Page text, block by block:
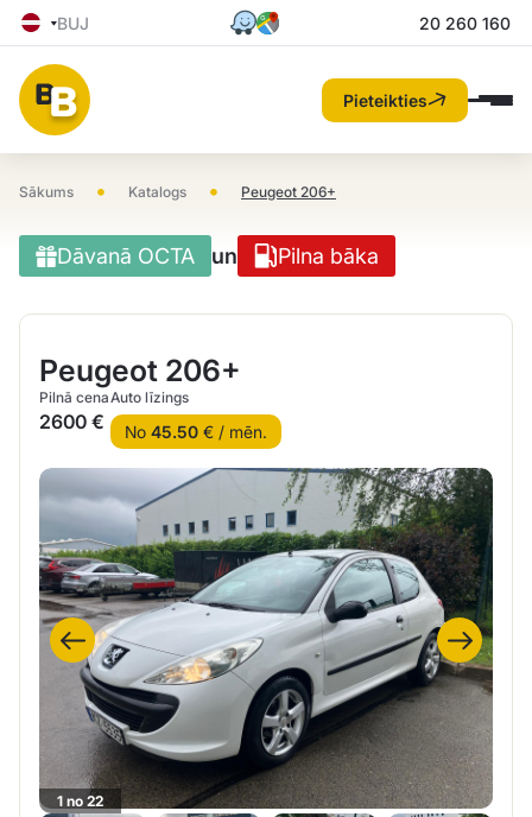
BUJ 20 260 160
Pieteikties
Sākums • Katalogs • Peugeot 206+
Dāvanā OCTA un Pilna bāka
Peugeot 206+
Pilnā cena
2600 €
Auto līzings
No 45.50€ / mēn.
1 no 22